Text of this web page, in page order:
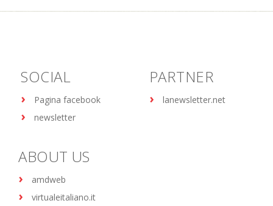
SOCIAL
Pagina facebook
newsletter
PARTNER
lanewsletter.net
ABOUT US
amdweb
virtualeitaliano.it